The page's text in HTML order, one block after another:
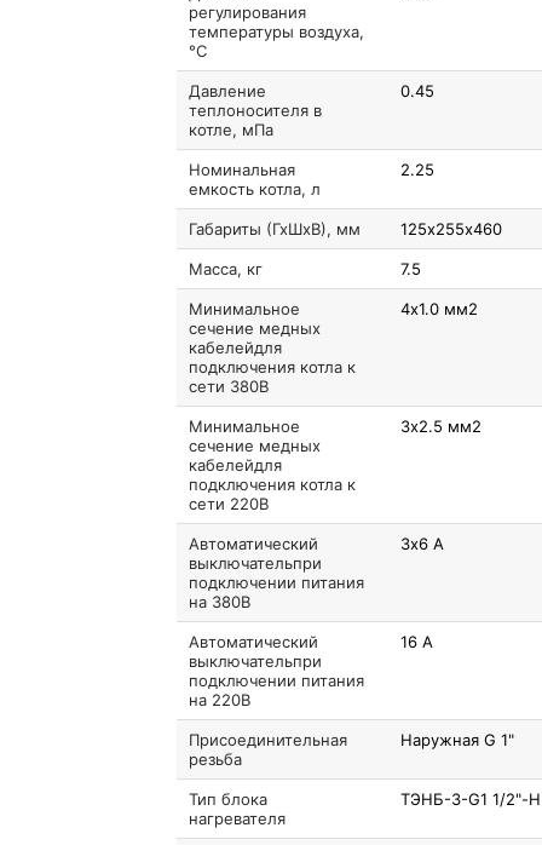
регулирования
температуры воздуха,
°C
Давление
теплоносителя в
котле, мПа
0.45
Номинальная
емкость котла, л
2.25
Габариты (ГхШхВ), мм 125х255х460
Масса, кг 7.5
Минимальное
сечение медных
кабелейдля
подключения котла к
сети 380В
4х1.0 мм2
Минимальное
сечение медных
кабелейдля
подключения котла к
сети 220В
3х2.5 мм2
Автоматический
выключательпри
подключении питания
на 380В
3х6 А
Автоматический
выключательпри
подключении питания
на 220В
16 А
Присоединительная
резьба
Наружная G 1"
Тип блока
нагревателя
ТЭНБ-3-G1 1/2"-